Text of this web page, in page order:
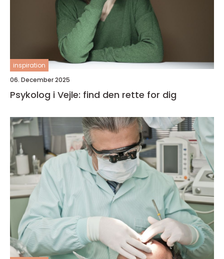
inspiration
06. December 2025
Psykolog i Vejle: find den rette for dig